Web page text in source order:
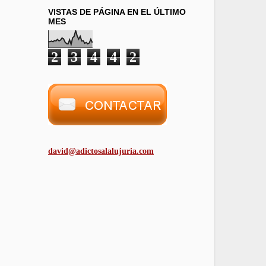
VISTAS DE PÁGINA EN EL ÚLTIMO
MES
2 3 4 4 2
david@adictosalalujuria.com